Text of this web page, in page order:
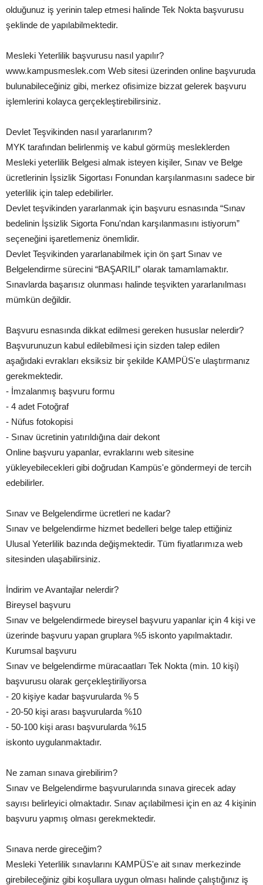
olduğunuz iş yerinin talep etmesi halinde Tek Nokta başvurusu
şeklinde de yapılabilmektedir.
Mesleki Yeterlilik başvurusu nasıl yapılır?
www.kampusmeslek.com Web sitesi üzerinden online başvuruda
bulunabileceğiniz gibi, merkez ofisimize bizzat gelerek başvuru
işlemlerini kolayca gerçekleştirebilirsiniz.
Devlet Teşvikinden nasıl yararlanırım?
MYK tarafından belirlenmiş ve kabul görmüş mesleklerden
Mesleki yeterlilik Belgesi almak isteyen kişiler, Sınav ve Belge
ücretlerinin İşsizlik Sigortası Fonundan karşılanmasını sadece bir
yeterlilik için talep edebilirler.
Devlet teşvikinden yararlanmak için başvuru esnasında “Sınav
bedelinin İşsizlik Sigorta Fonu'ndan karşılanmasını istiyorum”
seçeneğini işaretlemeniz önemlidir.
Devlet Teşvikinden yararlanabilmek için ön şart Sınav ve
Belgelendirme sürecini “BAŞARILI” olarak tamamlamaktır.
Sınavlarda başarısız olunması halinde teşvikten yararlanılması
mümkün değildir.
Başvuru esnasında dikkat edilmesi gereken hususlar nelerdir?
Başvurunuzun kabul edilebilmesi için sizden talep edilen
aşağıdaki evrakları eksiksiz bir şekilde KAMPÜS'e ulaştırmanız
gerekmektedir.
- İmzalanmış başvuru formu
- 4 adet Fotoğraf
- Nüfus fotokopisi
- Sınav ücretinin yatırıldığına dair dekont
Online başvuru yapanlar, evraklarını web sitesine
yükleyebilecekleri gibi doğrudan Kampüs'e göndermeyi de tercih
edebilirler.
Sınav ve Belgelendirme ücretleri ne kadar?
Sınav ve belgelendirme hizmet bedelleri belge talep ettiğiniz
Ulusal Yeterlilik bazında değişmektedir. Tüm fiyatlarımıza web
sitesinden ulaşabilirsiniz.
İndirim ve Avantajlar nelerdir?
Bireysel başvuru
Sınav ve belgelendirmede bireysel başvuru yapanlar için 4 kişi ve
üzerinde başvuru yapan gruplara %5 iskonto yapılmaktadır.
Kurumsal başvuru
Sınav ve belgelendirme müracaatları Tek Nokta (min. 10 kişi)
başvurusu olarak gerçekleştiriliyorsa
- 20 kişiye kadar başvurularda % 5
- 20-50 kişi arası başvurularda %10
- 50-100 kişi arası başvurularda %15
iskonto uygulanmaktadır.
Ne zaman sınava girebilirim?
Sınav ve Belgelendirme başvurularında sınava girecek aday
sayısı belirleyici olmaktadır. Sınav açılabilmesi için en az 4 kişinin
başvuru yapmış olması gerekmektedir.
Sınava nerde gireceğim?
Mesleki Yeterlilik sınavlarını KAMPÜS'e ait sınav merkezinde
girebileceğiniz gibi koşullara uygun olması halinde çalıştığınız iş